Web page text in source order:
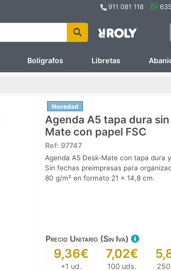
911 081 118
Bolígrafos Libretas
Novedad
Agenda A5 tapa dura
Mate con papel FSC
Ref: 97747
Agenda A5 Desk-Mate con tapa dura
Sin fechas preimpresas para
80 g/m² en formato 21 x 14,8 cm.
Precio Unitario (Sin Iva)
9,36€
+1 ud.
7,02€
100 uds.